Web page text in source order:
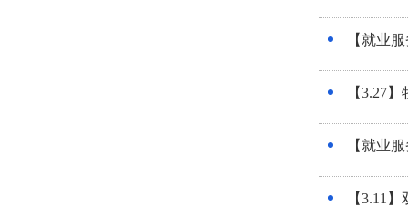
【就业
【3.27
【就业
【3.11